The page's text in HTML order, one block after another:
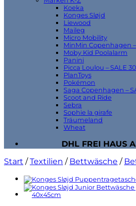
Koeka
Konges Sløjd
Liewood
Maileg
Micro Mobility
MinMin Copenhagen –
Moby Kid Poolalarm
Panini
Picca Loulou – SALE
PlanToys
Pokémon
Saga Copenhagen –
Scoot and Ride
Sebra
Sophie la girafe
Träumeland
Wheat
DHL FREI HAUS
Start / Textilien / Bettwäsche /